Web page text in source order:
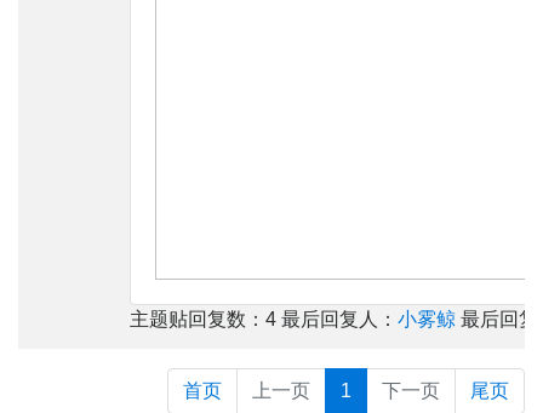
主题贴回复数：4 最后回复人： 小雾鲸 最后回复
首页 上一页 1 下一页 尾页